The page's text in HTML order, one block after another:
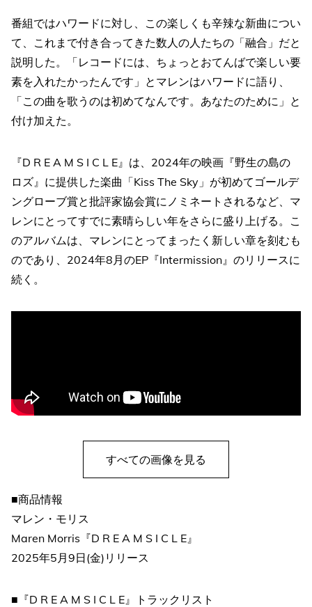
番組ではハワードに対し、この楽しくも辛辣な新曲につい
て、これまで付き合ってきた数人の人たちの「融合」だと
説明した。「レコードには、ちょっとおてんばで楽しい要
素を入れたかったんです」とマレンはハワードに語り、
「この曲を歌うのは初めてなんです。あなたのために」と
付け加えた。
『D R E A M S I C L E』は、2024年の映画『野生の島の
ロズ』に提供した楽曲「Kiss The Sky」が初めてゴールデ
ングローブ賞と批評家協会賞にノミネートされるなど、マ
レンにとってすでに素晴らしい年をさらに盛り上げる。こ
のアルバムは、マレンにとってまったく新しい章を刻むも
のであり、2024年8月のEP『Intermission』のリリースに
続く。
すべての画像を見る
■商品情報
マレン・モリス
Maren Morris『D R E A M S I C L E』
2025年5月9日(金)リリース
■『D R E A M S I C L E』トラックリスト